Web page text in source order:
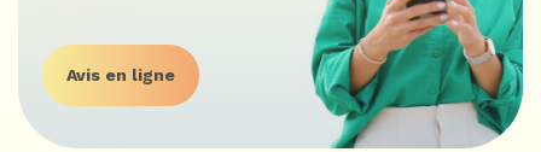
Avis en ligne